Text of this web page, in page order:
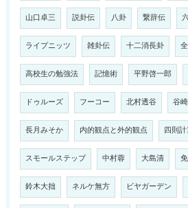
山口卓三 説卦伝 八卦 繋辞伝
ライプニッツ 雑卦伝 十二消長卦
高校生の勉強法 記憶術 平野啓一郎
ドゥルーズ フーコー 北村透谷 谷
長月みそか 内的観点と外的観点 四則
スモールステップ 中村蓉 大島清
鈴木大拙 ネルケ無方 ビヤガーデン